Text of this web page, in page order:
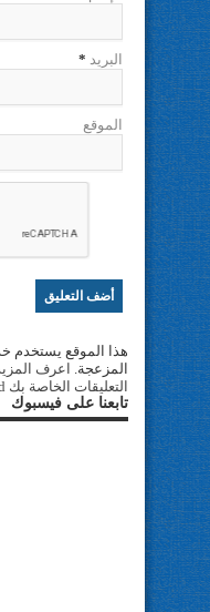
البريد *
الموقع
هذا الموقع يستخدم
المزعجة. اعرف
التعليقات الخاصة بك processed
تابعنا على فيسبوك